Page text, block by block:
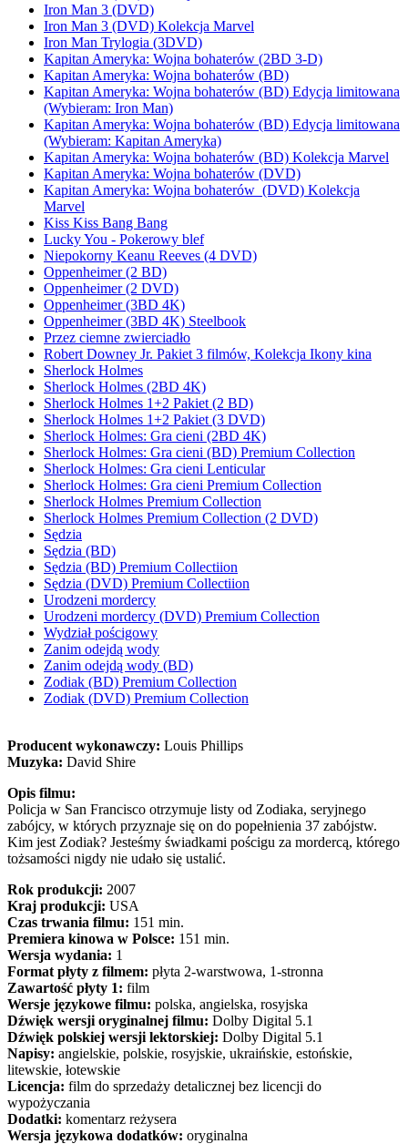
Iron Man 3 (DVD)
Iron Man 3 (DVD) Kolekcja Marvel
Iron Man Trylogia (3DVD)
Kapitan Ameryka: Wojna bohaterów (2BD 3-D)
Kapitan Ameryka: Wojna bohaterów (BD)
Kapitan Ameryka: Wojna bohaterów (BD) Edycja limitowana
(Wybieram: Iron Man)
Kapitan Ameryka: Wojna bohaterów (BD) Edycja limitowana
(Wybieram: Kapitan Ameryka)
Kapitan Ameryka: Wojna bohaterów (BD) Kolekcja Marvel
Kapitan Ameryka: Wojna bohaterów (DVD)
Kapitan Ameryka: Wojna bohaterów (DVD) Kolekcja
Marvel
Kiss Kiss Bang Bang
Lucky You - Pokerowy blef
Niepokorny Keanu Reeves (4 DVD)
Oppenheimer (2 BD)
Oppenheimer (2 DVD)
Oppenheimer (3BD 4K)
Oppenheimer (3BD 4K) Steelbook
Przez ciemne zwierciadło
Robert Downey Jr. Pakiet 3 filmów, Kolekcja Ikony kina
Sherlock Holmes
Sherlock Holmes (2BD 4K)
Sherlock Holmes 1+2 Pakiet (2 BD)
Sherlock Holmes 1+2 Pakiet (3 DVD)
Sherlock Holmes: Gra cieni (2BD 4K)
Sherlock Holmes: Gra cieni (BD) Premium Collection
Sherlock Holmes: Gra cieni Lenticular
Sherlock Holmes: Gra cieni Premium Collection
Sherlock Holmes Premium Collection
Sherlock Holmes Premium Collection (2 DVD)
Sędzia
Sędzia (BD)
Sędzia (BD) Premium Collectiion
Sędzia (DVD) Premium Collectiion
Urodzeni mordercy
Urodzeni mordercy (DVD) Premium Collection
Wydział pościgowy
Zanim odejdą wody
Zanim odejdą wody (BD)
Zodiak (BD) Premium Collection
Zodiak (DVD) Premium Collection
Producent wykonawczy: Louis Phillips
Muzyka: David Shire
Opis filmu:
Policja w San Francisco otrzymuje listy od Zodiaka, seryjnego
zabójcy, w których przyznaje się on do popełnienia 37 zabójstw.
Kim jest Zodiak? Jesteśmy świadkami pościgu za mordercą, którego
tożsamości nigdy nie udało się ustalić.
Rok produkcji: 2007
Kraj produkcji: USA
Czas trwania filmu: 151 min.
Premiera kinowa w Polsce: 151 min.
Wersja wydania: 1
Format płyty z filmem: płyta 2-warstwowa, 1-stronna
Zawartość płyty 1: film
Wersje językowe filmu: polska, angielska, rosyjska
Dźwięk wersji oryginalnej filmu: Dolby Digital 5.1
Dźwięk polskiej wersji lektorskiej: Dolby Digital 5.1
Napisy: angielskie, polskie, rosyjskie, ukraińskie, estońskie,
litewskie, łotewskie
Licencja: film do sprzedaży detalicznej bez licencji do
wypożyczania
Dodatki: komentarz reżysera
Wersja językowa dodatków: oryginalna